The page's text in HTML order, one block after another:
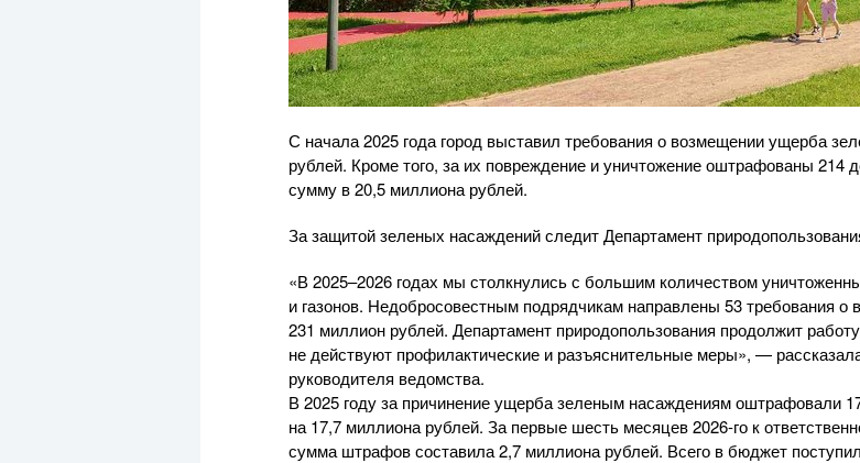
С начала 2025 года город выставил требования о возмещении ущерба
рублей. Кроме того, за их повреждение и уничтожение оштрафованы
сумму в 20,5 миллиона рублей.
За защитой зеленых насаждений следит Департамент
«В 2025–2026 годах мы столкнулись с большим количеством
и газонов. Недобросовестным подрядчикам направлены 53 требования
231 миллион рублей. Департамент природопользования продолжит
не действуют профилактические и разъяснительные меры», —
руководителя ведомства.
В 2025 году за причинение ущерба зеленым насаждениям оштрафовали
на 17,7 миллиона рублей. За первые шесть месяцев 2026-го к
сумма штрафов составила 2,7 миллиона рублей. Всего в бюджет